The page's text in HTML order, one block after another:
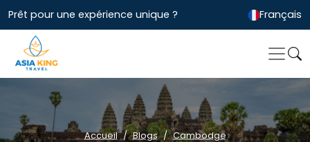
Prêt pour une expérience unique ? Français
Accueil Blogs Cambodge